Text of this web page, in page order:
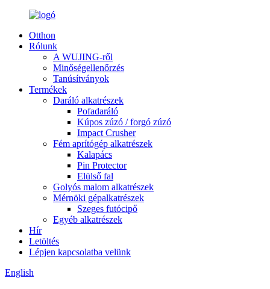
Otthon
Rólunk
A WUJING-ről
Minőségellenőrzés
Tanúsítványok
Termékek
Daráló alkatrészek
Pofadaráló
Kúpos zúzó / forgó zúzó
Impact Crusher
Fém aprítógép alkatrészek
Kalapács
Pin Protector
Elülső fal
Golyós malom alkatrészek
Mérnöki gépalkatrészek
Szeges futócipő
Egyéb alkatrészek
Hír
Letöltés
Lépjen kapcsolatba velünk
English